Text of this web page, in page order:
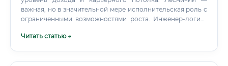
важная, но в значительной мере исполнительская роль с
ограниченными возможностями роста. Инженер-логист
Читать статью →